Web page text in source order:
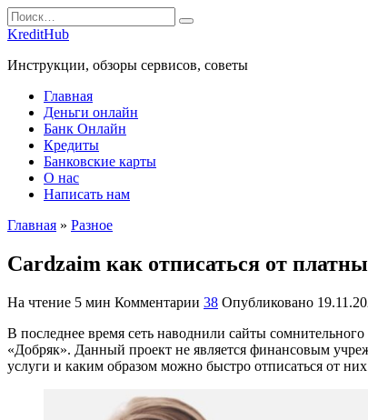
Перейти
к
Search
for:
KreditHub
Инструкции, обзоры сервисов, советы
Главная
Деньги онлайн
Банк Онлайн
Кредиты
Банковские карты
О нас
Написать нам
Главная » Разное
Cardzaim как отписаться от
На чтение 5 мин Комментарии 38 Опубликовано
В последнее время сеть наводнили сайты
«Добряк». Данный проект не является финансовым
услуги и каким образом можно быстро отписаться от